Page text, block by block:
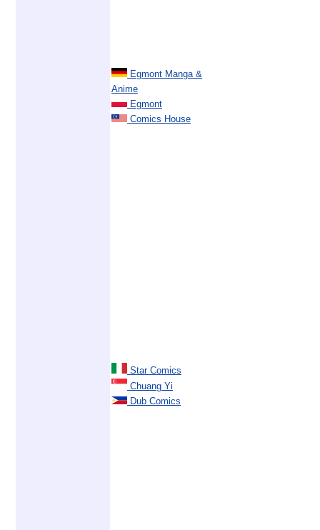
Egmont Manga &
Anime
Egmont
Comics House
Star Comics
Chuang Yi
Dub Comics